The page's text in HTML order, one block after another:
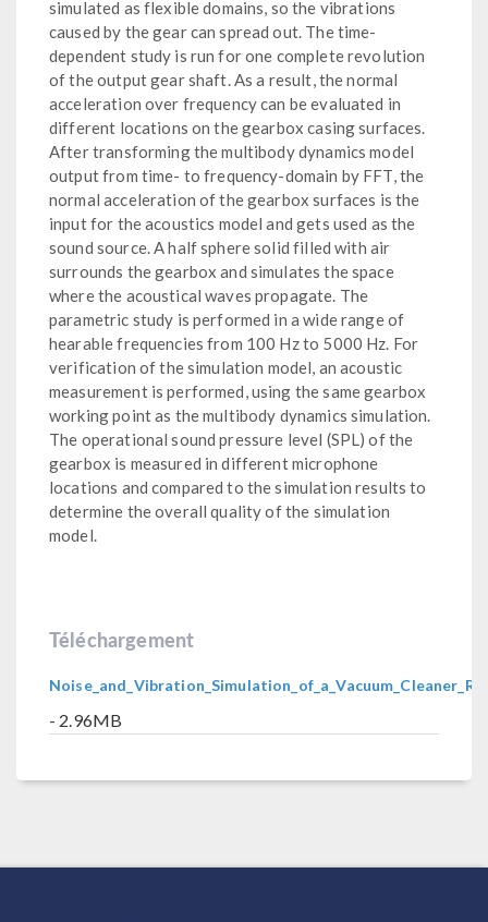
simulated as flexible domains, so the vibrations
caused by the gear can spread out. The time-
dependent study is run for one complete revolution
of the output gear shaft. As a result, the normal
acceleration over frequency can be evaluated in
different locations on the gearbox casing surfaces.
After transforming the multibody dynamics model
output from time- to frequency-domain by FFT, the
normal acceleration of the gearbox surfaces is the
input for the acoustics model and gets used as the
sound source. A half sphere solid filled with air
surrounds the gearbox and simulates the space
where the acoustical waves propagate. The
parametric study is performed in a wide range of
hearable frequencies from 100 Hz to 5000 Hz. For
verification of the simulation model, an acoustic
measurement is performed, using the same gearbox
working point as the multibody dynamics simulation.
The operational sound pressure level (SPL) of the
gearbox is measured in different microphone
locations and compared to the simulation results to
determine the overall quality of the simulation
model.
Téléchargement
- 2.96MB